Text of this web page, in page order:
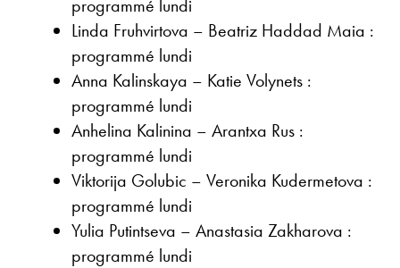
programmé lundi
Linda Fruhvirtova – Beatriz Haddad Maia :
programmé lundi
Anna Kalinskaya – Katie Volynets :
programmé lundi
Anhelina Kalinina – Arantxa Rus :
programmé lundi
Viktorija Golubic – Veronika Kudermetova :
programmé lundi
Yulia Putintseva – Anastasia Zakharova :
programmé lundi